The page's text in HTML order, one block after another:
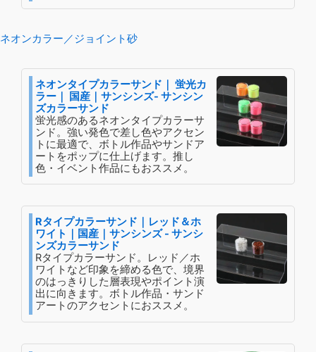
ネオンカラー／ジョイント砂
ネオンタイプカラーサンド｜ 蛍光カ
ラー｜ 国産｜サンシンズ- サンシン
ズカラーサンド
蛍光感のあるネオンタイプカラーサ
ンド。強い発色で差し色やアクセン
トに最適で、ボトル作品やサンドア
ートをポップに仕上げます。推し
色・イベント作品にもおススメ。
Rタイプカラーサンド｜レッド＆ホ
ワイト｜国産｜サンシンズ - サンシ
ンズカラーサンド
Rタイプカラーサンド。レッド／ホ
ワイトなど印象を締める色で、境界
のはっきりした層表現やポイント演
出に向きます。ボトル作品・サンド
アートのアクセントにおススメ。